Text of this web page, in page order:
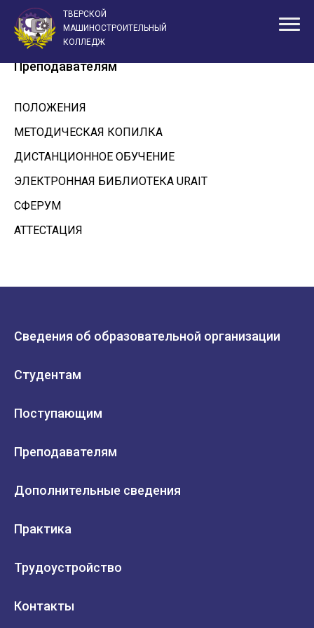
ТВЕРСКОЙ
МАШИНОСТРОИТЕЛЬНЫЙ
КОЛЛЕДЖ
Главная Преподавателям
Преподавателям
ПОЛОЖЕНИЯ
МЕТОДИЧЕСКАЯ КОПИЛКА
ДИСТАНЦИОННОЕ ОБУЧЕНИЕ
ЭЛЕКТРОННАЯ БИБЛИОТЕКА URAIT
СФЕРУМ
АТТЕСТАЦИЯ
Сведения об образовательной организации
Студентам
Поступающим
Преподавателям
Дополнительные сведения
Практика
Трудоустройство
Контакты